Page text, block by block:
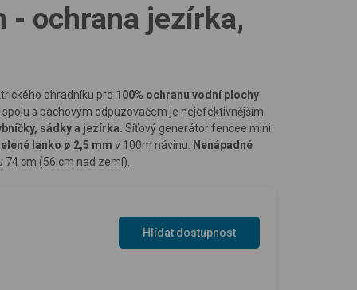
- ochrana jezírka,
ohradníku pro 100% ochranu vodní plochy
spolu s pachovým odpuzovačem je nejefektivnějším
sádky a jezírka. Síťový generátor fencee mini
lanko ø 2,5 mm v 100m návinu. Nenápadné
cm (56 cm nad zemí).
Hlídat dostupnost